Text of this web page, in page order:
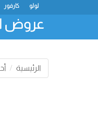
كارفور لولو
عروض
الرئيسية